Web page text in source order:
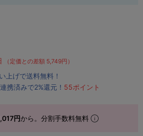
（定価との差額 5,749円）
上げで送料無料！
携済みで2%還元！ 55ポイント
円から。分割手数料無料